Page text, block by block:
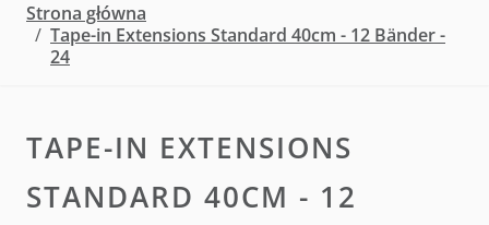
Strona główna
/ Tape-in Extensions Standard 40cm - 12 Bänder -
24
TAPE-IN EXTENSIONS
STANDARD 40CM - 12